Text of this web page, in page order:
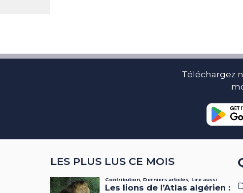
Téléchargez
LES PLUS LUS CE MOIS